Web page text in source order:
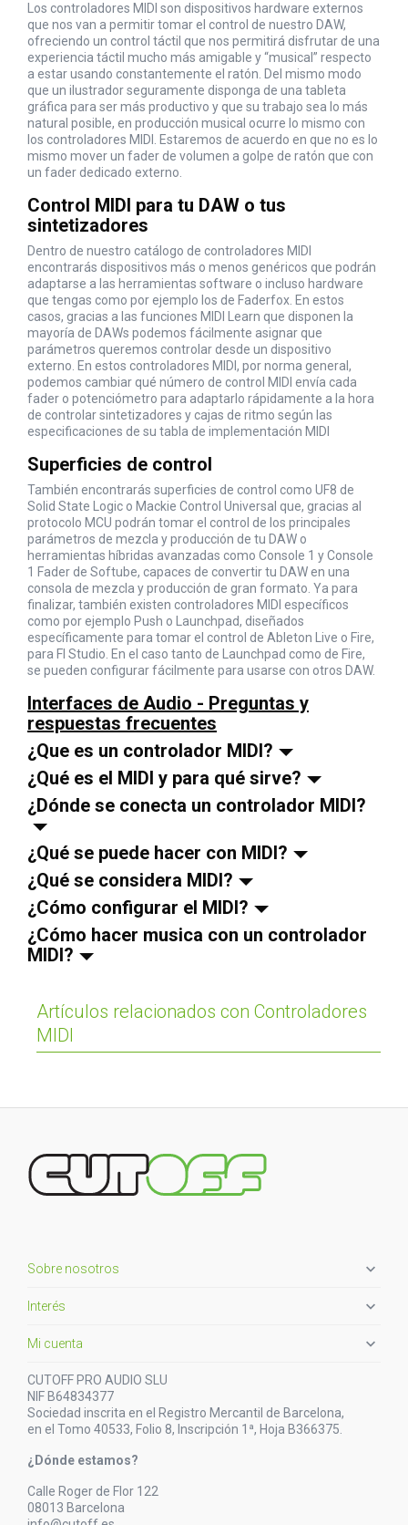
Los controladores MIDI son dispositivos hardware externos
que nos van a permitir tomar el control de nuestro DAW,
ofreciendo un control táctil que nos permitirá disfrutar de una
experiencia táctil mucho más amigable y “musical” respecto
a estar usando constantemente el ratón. Del mismo modo
que un ilustrador seguramente disponga de una tableta
gráfica para ser más productivo y que su trabajo sea lo más
natural posible, en producción musical ocurre lo mismo con
los controladores MIDI. Estaremos de acuerdo en que no es lo
mismo mover un fader de volumen a golpe de ratón que con
un fader dedicado externo.
Control MIDI para tu DAW o tus
sintetizadores
Dentro de nuestro catálogo de controladores MIDI
encontrarás dispositivos más o menos genéricos que podrán
adaptarse a las herramientas software o incluso hardware
que tengas como por ejemplo los de Faderfox. En estos
casos, gracias a las funciones MIDI Learn que disponen la
mayoría de DAWs podemos fácilmente asignar que
parámetros queremos controlar desde un dispositivo
externo. En estos controladores MIDI, por norma general,
podemos cambiar qué número de control MIDI envía cada
fader o potenciómetro para adaptarlo rápidamente a la hora
de controlar sintetizadores y cajas de ritmo según las
especificaciones de su tabla de implementación MIDI
Superficies de control
También encontrarás superficies de control como UF8 de
Solid State Logic o Mackie Control Universal que, gracias al
protocolo MCU podrán tomar el control de los principales
parámetros de mezcla y producción de tu DAW o
herramientas híbridas avanzadas como Console 1 y Console
1 Fader de Softube, capaces de convertir tu DAW en una
consola de mezcla y producción de gran formato. Ya para
finalizar, también existen controladores MIDI específicos
como por ejemplo Push o Launchpad, diseñados
específicamente para tomar el control de Ableton Live o Fire,
para Fl Studio. En el caso tanto de Launchpad como de Fire,
se pueden configurar fácilmente para usarse con otros DAW.
Interfaces de Audio - Preguntas y
respuestas frecuentes
¿Que es un controlador MIDI?
¿Qué es el MIDI y para qué sirve?
¿Dónde se conecta un controlador MIDI?
¿Qué se puede hacer con MIDI?
¿Qué se considera MIDI?
¿Cómo configurar el MIDI?
¿Cómo hacer musica con un controlador
MIDI?
Artículos relacionados con Controladores
MIDI
Sobre nosotros 
Interés 
Mi cuenta 
CUTOFF PRO AUDIO SLU
NIF B64834377
Sociedad inscrita en el Registro Mercantil de Barcelona,
en el Tomo 40533, Folio 8, Inscripción 1ª, Hoja B366375.
¿Dónde estamos?
Calle Roger de Flor 122
08013 Barcelona